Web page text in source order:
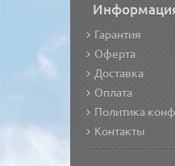
Гарантия
Оферта
Доставка
Оплата
Политика
Контакты